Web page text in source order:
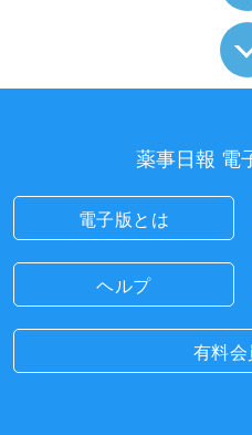
薬事日報 電
電子版とは
ヘルプ
有料